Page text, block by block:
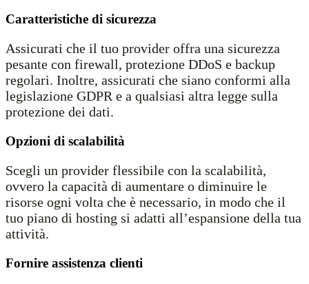
Caratteristiche di sicurezza
Assicurati che il tuo provider offra una sicurezza
pesante con firewall, protezione DDoS e backup
regolari. Inoltre, assicurati che siano conformi alla
legislazione GDPR e a qualsiasi altra legge sulla
protezione dei dati.
Opzioni di scalabilità
Scegli un provider flessibile con la scalabilità,
ovvero la capacità di aumentare o diminuire le
risorse ogni volta che è necessario, in modo che il
tuo piano di hosting si adatti all’espansione della tua
attività.
Fornire assistenza clienti